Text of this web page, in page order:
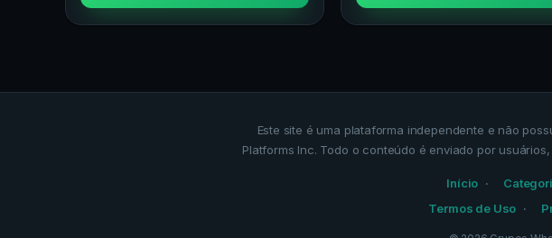
Este site é uma plataforma independente e não
Platforms Inc. Todo o conteúdo é enviado por
Início
Termos de Uso